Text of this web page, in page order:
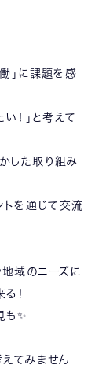
」に課題を感
！」と考えて
した取り組み
トを通じて交流
域のニーズに
！
も✨
てみません